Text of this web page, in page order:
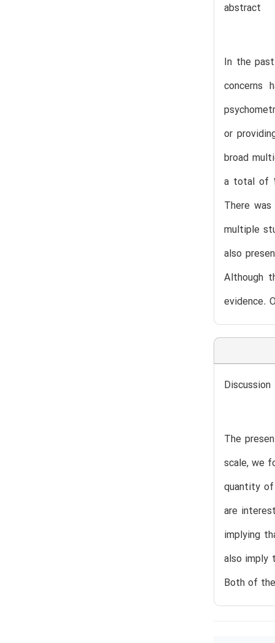
abstract
In the
concerns
or
broad
a total of
There
multiple
also
Although
evidence.
Discussion
The
scale, we
quantity
are
implying
also imply
Both of